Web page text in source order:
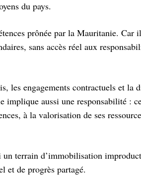
du pays.
prônée par la Mauritanie. Car
sans accès réel aux
les engagements contractuels et la
implique aussi une responsabilité :
à la valorisation de ses
terrain d’immobilisation
et de progrès partagé.